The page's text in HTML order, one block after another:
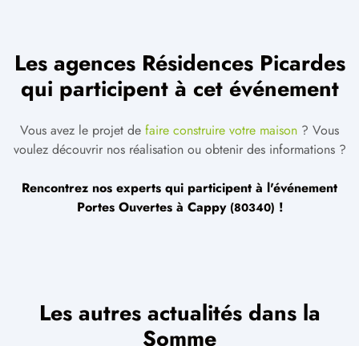
Les agences Résidences Picardes
qui participent à cet événement
Vous avez le projet de faire construire votre maison ? Vous
voulez découvrir nos réalisation ou obtenir des informations ?
Rencontrez nos experts qui participent à l'événement
Portes Ouvertes à Cappy (80340) !
Les autres actualités dans la
Somme